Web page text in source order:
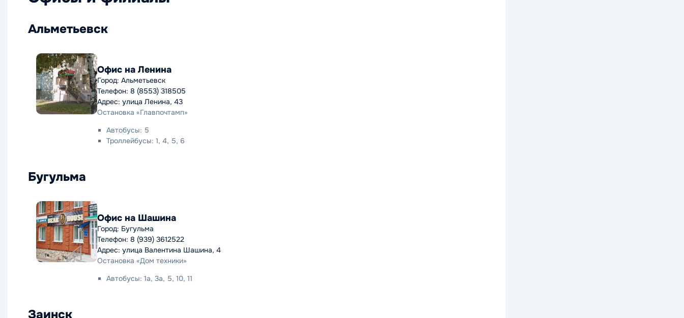
Альметьевск
Офис на Ленина
Город: Альметьевск
Телефон: 8 (8553) 318505
Адрес: улица Ленина, 43
Остановка «Главпочтамп»
Автобусы: 5
Троллейбусы: 1, 4, 5, 6
Бугульма
Офис на Шашина
Город: Бугульма
Телефон: 8 (939) 3612522
Адрес: улица Валентина Шашина, 4
Остановка «Дом техники»
Автобусы: 1а, 3а, 5, 10, 11
Заинск